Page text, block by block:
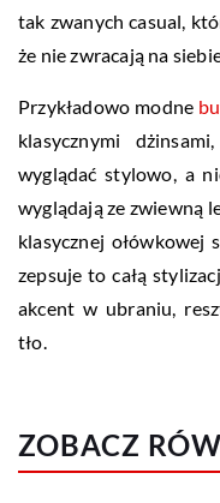
tak zwanych casual,
że nie zwracają na
Przykładowo modne
klasycznymi
wyglądać stylowo, a
wyglądają ze zwiewną
klasycznej ołówkowej
zepsuje to całą
akcent w ubraniu,
tło.
ZOBACZ